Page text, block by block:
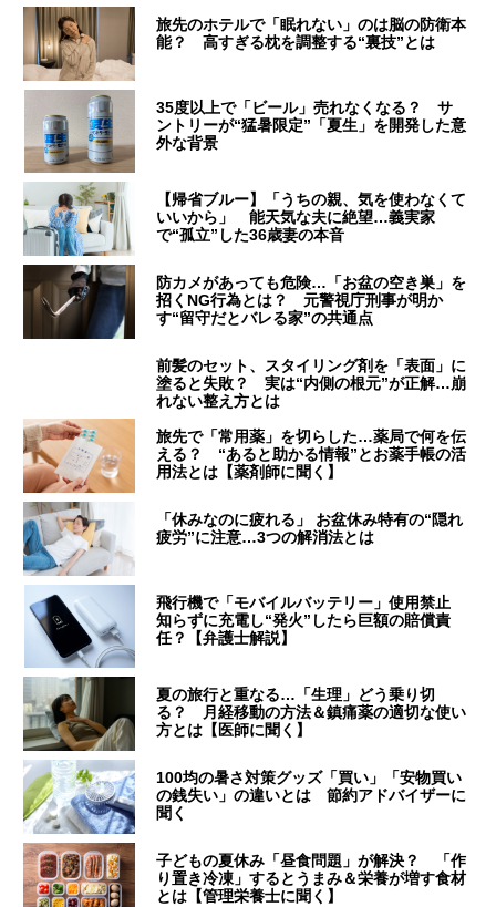
旅先のホテルで「眠れない」のは脳の防衛本
能？ 高すぎる枕を調整する“裏技”とは
35度以上で「ビール」売れなくなる？ サ
ントリーが“猛暑限定”「夏生」を開発した意
外な背景
【帰省ブルー】「うちの親、気を使わなくて
いいから」 能天気な夫に絶望…義実家
で“孤立”した36歳妻の本音
防カメがあっても危険…「お盆の空き巣」を
招くNG行為とは？ 元警視庁刑事が明か
す“留守だとバレる家”の共通点
前髪のセット、スタイリング剤を「表面」に
塗ると失敗？ 実は“内側の根元”が正解…崩
れない整え方とは
旅先で「常用薬」を切らした…薬局で何を伝
える？ “あると助かる情報”とお薬手帳の活
用法とは【薬剤師に聞く】
「休みなのに疲れる」 お盆休み特有の“隠れ
疲労”に注意…3つの解消法とは
飛行機で「モバイルバッテリー」使用禁止
知らずに充電し“発火”したら巨額の賠償責
任？【弁護士解説】
夏の旅行と重なる…「生理」どう乗り切
る？ 月経移動の方法＆鎮痛薬の適切な使い
方とは【医師に聞く】
100均の暑さ対策グッズ「買い」「安物買い
の銭失い」の違いとは 節約アドバイザーに
聞く
子どもの夏休み「昼食問題」が解決？ 「作
り置き冷凍」するとうまみ＆栄養が増す食材
とは【管理栄養士に聞く】